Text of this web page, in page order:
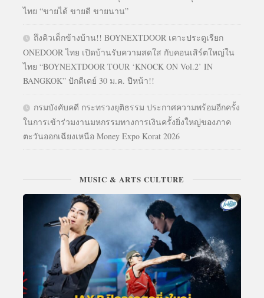
ไทย “ขายได้ ขายดี ขายนาน”
ถึงคิวเด็กข้างบ้าน!! BOYNEXTDOOR เคาะประตูเรียก
ONEDOOR ไทย เปิดบ้านรับความสดใส กับคอนเสิร์ตใหญ่ใน
ไทย “BOYNEXTDOOR TOUR ‘KNOCK ON Vol.2’ IN
BANGKOK” ปักดีเดย์ 30 ม.ค. ปีหน้า!!
กรมบังคับคดี กระทรวงยุติธรรม ประกาศความพร้อมอีกครั้ง
ในการเข้าร่วมงานมหกรรมทางการเงินครั้งยิ่งใหญ่ของภาค
ตะวันออกเฉียงเหนือ Money Expo Korat 2026
MUSIC & ARTS CULTURE